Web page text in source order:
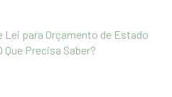
Lei para Orçamento de Estado
Que Precisa Saber?